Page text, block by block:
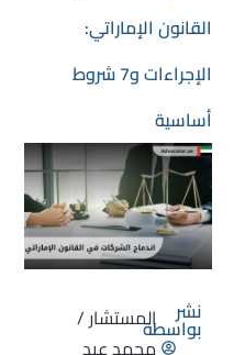
القانون الإماراتي:
الإجراءات و7 شروط
أساسية
نشر
بواسطةالمستشار /
محمد عبد